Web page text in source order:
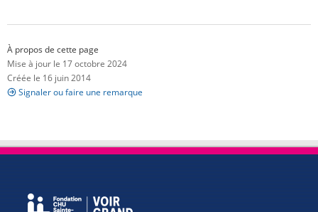
À propos de cette page
Mise à jour le 17 octobre 2024
Créée le 16 juin 2014
Signaler ou faire une remarque